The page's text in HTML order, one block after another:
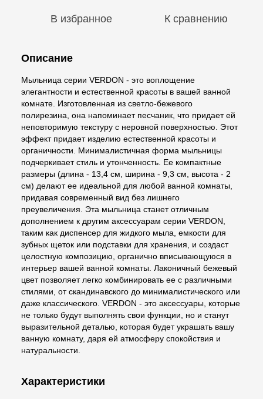
В избранное К сравнению
Описание
Мыльница серии VERDON - это воплощение
элегантности и естественной красоты в вашей ванной
комнате. Изготовленная из светло-бежевого
полирезина, она напоминает песчаник, что придает ей
неповторимую текстуру с неровной поверхностью. Этот
эффект придает изделию естественной красоты и
органичности. Минималистичная форма мыльницы
подчеркивает стиль и утонченность. Ее компактные
размеры (длина - 13,4 см, ширина - 9,3 см, высота - 2
см) делают ее идеальной для любой ванной комнаты,
придавая современный вид без лишнего
преувеличения. Эта мыльница станет отличным
дополнением к другим аксессуарам серии VERDON,
таким как диспенсер для жидкого мыла, емкости для
зубных щеток или подставки для хранения, и создаст
целостную композицию, органично вписывающуюся в
интерьер вашей ванной комнаты. Лаконичный бежевый
цвет позволяет легко комбинировать ее с различными
стилями, от скандинавского до минималистического или
даже классического. VERDON - это аксессуары, которые
не только будут выполнять свои функции, но и станут
выразительной деталью, которая будет украшать вашу
ванную комнату, даря ей атмосферу спокойствия и
натуральности.
Характеристики